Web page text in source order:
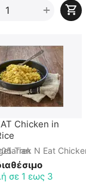
+
Chicken in
Trek N Eat
σε 1 εως 3